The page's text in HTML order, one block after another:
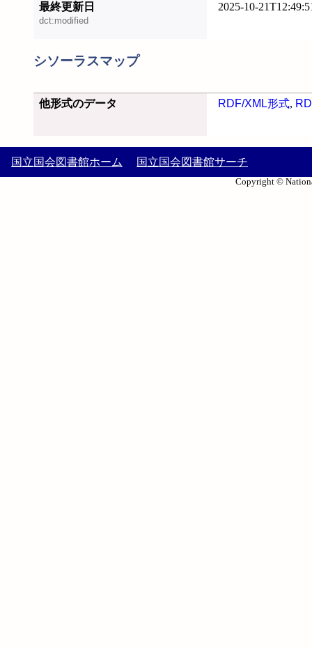
最終更新日
dct:modified
2025-10-
シソーラスマップ
他形式のデータ RDF/XML形式,
国立国会図書館ホーム 国立国会図書館サーチ
Copyright ©